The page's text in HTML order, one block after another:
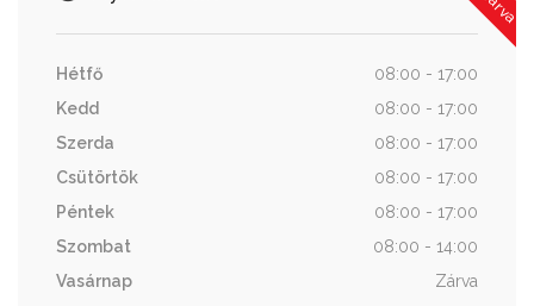
Hétfő
08:00 - 17:00
Kedd
08:00 - 17:00
Szerda
08:00 - 17:00
Csütörtök
08:00 - 17:00
Péntek
08:00 - 17:00
Szombat
08:00 - 14:00
Vasárnap
Zárva